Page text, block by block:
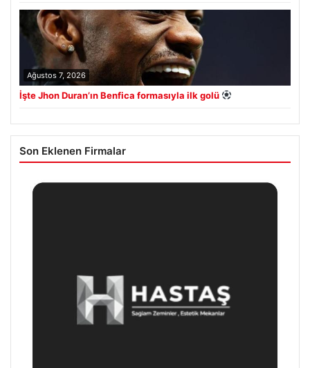
Ağustos 7, 2026
İşte Jhon Duran’ın Benfica formasıyla ilk golü
Son Eklenen Firmalar